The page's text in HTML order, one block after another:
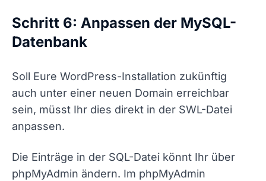
Schritt 6: Anpassen der MySQL-
Datenbank
Soll Eure WordPress-Installation zukünftig
auch unter einer neuen Domain erreichbar
sein, müsst Ihr dies direkt in der SWL-Datei
anpassen.
Die Einträge in der SQL-Datei könnt Ihr über
phpMyAdmin ändern. Im phpMyAdmin